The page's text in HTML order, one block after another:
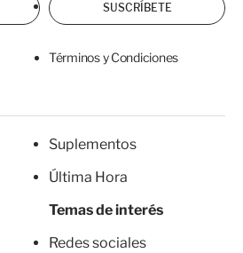
SUSCRÍBETE
Términos y Condiciones
Suplementos
Última Hora
Temas de interés
Redes sociales